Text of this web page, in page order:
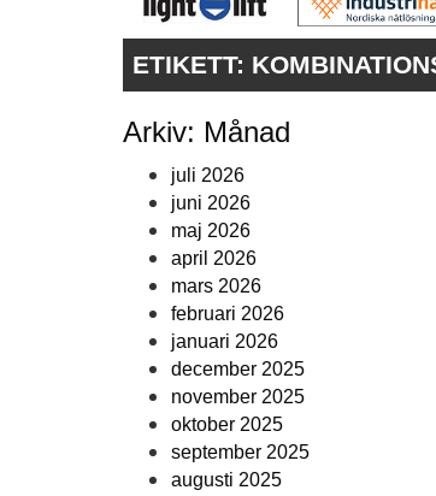
ETIKETT:
Arkiv: Månad
juli 2026
juni 2026
maj 2026
april 2026
mars 2026
februari 2026
januari 2026
december 2025
november 2025
oktober 2025
september 2025
augusti 2025